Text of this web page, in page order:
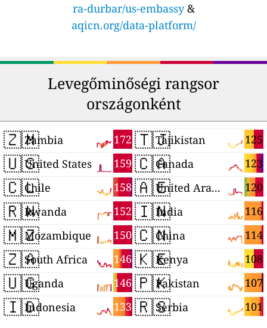
ra-durbar/us-embassy&
aqicn.org/data-platform/
Levegőminőségi rangsor
országonként
🇿🇲 172
Zambia
🇺🇸 159
United States
🇨🇱 158
Chile
🇷🇼 152
Rwanda
🇲🇿 150
Mozambique
🇿🇦 146
South Africa
🇺🇬 146
Uganda
🇮🇩 133
Indonesia
🇹🇯 125
Tajikistan
🇨🇦 123
Canada
🇦🇪 120
United Arab Emirates
🇮🇳 116
India
🇨🇳 114
China
🇰🇪 108
Kenya
🇵🇰 107
Pakistan
🇷🇸 101
Serbia